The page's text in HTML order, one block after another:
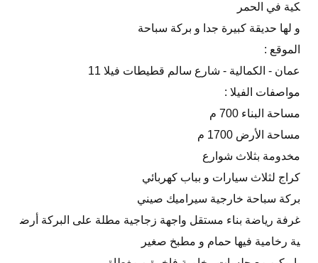
كية في الحمر
و لها حديقة كبيرة جدا و بركة سباحة
الموقع :
عمان - الكمالية - شارع سالم قطيطات فيلا 11
مواصفات الفيلا :
مساحة البناء 700 م
مساحة الأرض 1700 م
مخدومة بثلاث شوارع
كراج لثلاث سيارات و بباب كهربائي
بركة سباحة خارجية سيراميك صيني
غرفة رياضة بناء مستقل واجهة زجاجية مطلة على البركة أرض
ية رخامية فيها حمام و مطبخ صغير